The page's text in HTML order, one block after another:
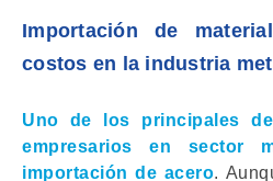
Importación de
costos en la industria
Uno de los principales
empresarios en sector
importación de acero.